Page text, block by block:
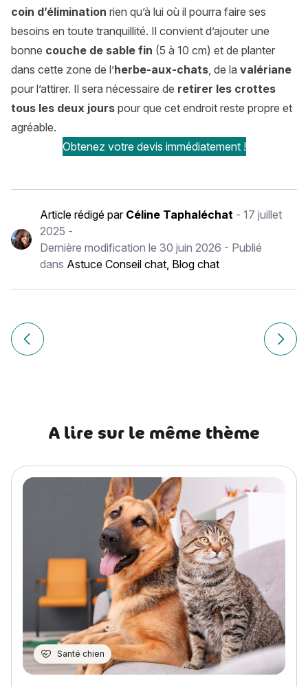
coin d’élimination rien qu’à lui où il pourra faire ses
besoins en toute tranquillité. Il convient d’ajouter une
bonne couche de sable fin (5 à 10 cm) et de planter
dans cette zone de l’herbe-aux-chats, de la valériane
pour l’attirer. Il sera nécessaire de retirer les crottes
tous les deux jours pour que cet endroit reste propre et
agréable.
Obtenez votre devis immédiatement !
Article rédigé par Céline Taphaléchat -17 juillet
2025 -
Dernière modification le30 juin 2026 - Publié
dans Astuce Conseil chat, Blog chat
Navigation
de
Article précédent Top 10 des races de chats les plusArticle
A lire sur le même thème
Santé chien